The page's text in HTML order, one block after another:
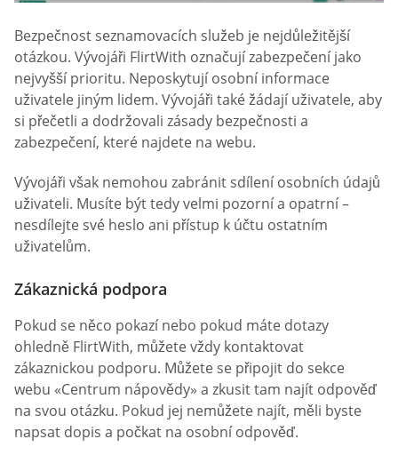
Bezpečnost seznamovacích služeb je nejdůležitější
otázkou. Vývojáři FlirtWith označují zabezpečení jako
nejvyšší prioritu. Neposkytují osobní informace
uživatele jiným lidem. Vývojáři také žádají uživatele, aby
si přečetli a dodržovali zásady bezpečnosti a
zabezpečení, které najdete na webu.
Vývojáři však nemohou zabránit sdílení osobních údajů
uživateli. Musíte být tedy velmi pozorní a opatrní –
nesdílejte své heslo ani přístup k účtu ostatním
uživatelům.
Zákaznická podpora
Pokud se něco pokazí nebo pokud máte dotazy
ohledně FlirtWith, můžete vždy kontaktovat
zákaznickou podporu. Můžete se připojit do sekce
webu «Centrum nápovědy» a zkusit tam najít odpověď
na svou otázku. Pokud jej nemůžete najít, měli byste
napsat dopis a počkat na osobní odpověď.